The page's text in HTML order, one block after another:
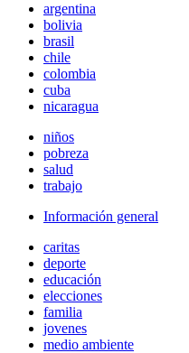
argentina
bolivia
brasil
chile
colombia
cuba
nicaragua
niños
pobreza
salud
trabajo
Información general
caritas
deporte
educación
elecciones
familia
jovenes
medio ambiente